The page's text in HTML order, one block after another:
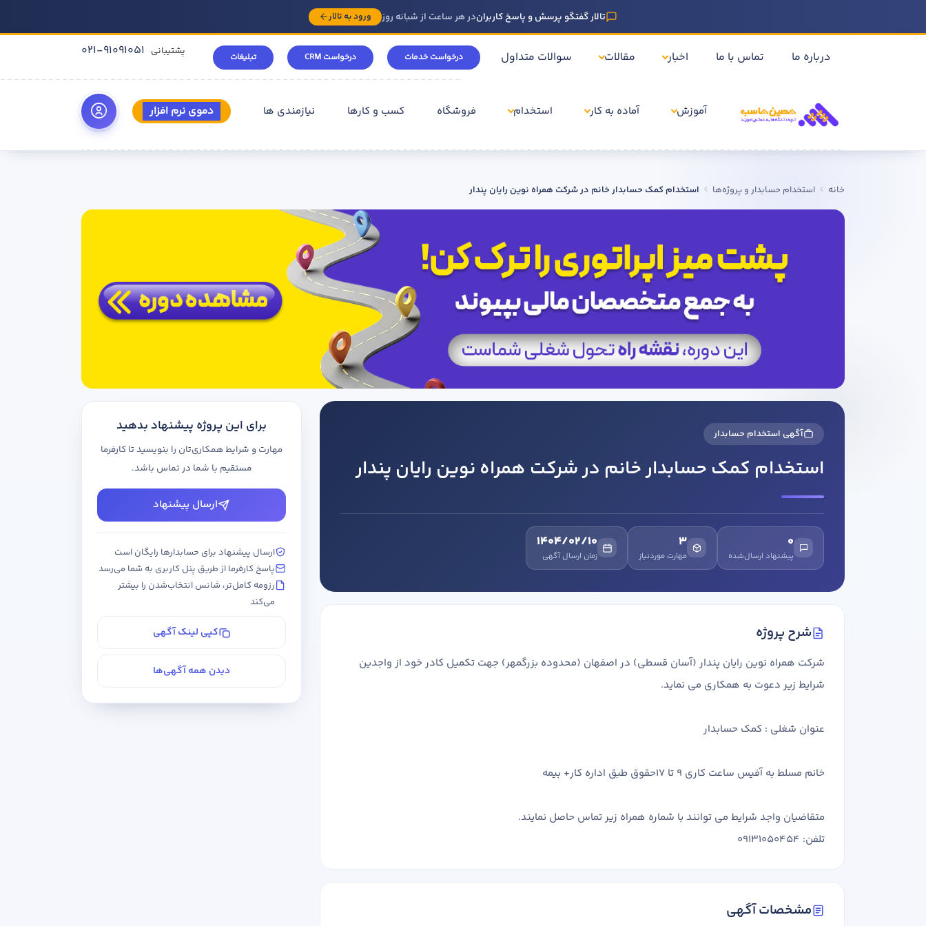
تالار گفتگو پرسش و پاسخ کاربراندر هر ساعت از شبانه روز ورود به تالار
درباره ما تماس با ما اخبار مقالات سوالات متداول درخواست خدمات درخواست CRM تبلیغات 021-91091051 پشتیبانی
آموزش آماده به کار استخدام فروشگاه کسب و کارها نیازمندی ها دموی نرم افزار
خانه استخدام حسابدار و پروژه‌ها استخدام کمک حسابدار خانم در شرکت همراه نوین رایان پندار
آگهی استخدام حسابدار
استخدام کمک حسابدار خانم در شرکت همراه نوین رایان پندار
0
پیشنهاد ارسال‌شده
3
مهارت موردنیاز
1404/02/10
زمان ارسال آگهی
شرح پروژه
شرکت همراه نوین رایان پندار (آسان قسطی) در اصفهان (محدوده بزرگمهر) جهت تکمیل کادر خود از واجدین
شرایط زیر دعوت به همکاری می نماید.
عنوان شغلی : کمک حسابدار
خانم مسلط به آفیس ساعت کاری 9 تا 17حقوق طبق اداره کار+ بیمه
متقاضیان واجد شرایط می توانند با شماره همراه زیر تماس حاصل نمایند.
تلفن: 09131050454
مشخصات آگهی
برای این پروژه پیشنهاد بدهید
مهارت و شرایط همکاری‌تان را بنویسید تا کارفرما
مستقیم با شما در تماس باشد.
ارسال پیشنهاد
ارسال پیشنهاد برای حسابدارها رایگان است
پاسخ کارفرما از طریق پنل کاربری به شما می‌رسد
رزومه کامل‌تر، شانس انتخاب‌شدن را بیشتر
می‌کند
کپی لینک آگهی
دیدن همه آگهی‌ها
نام و نام خانوادگی